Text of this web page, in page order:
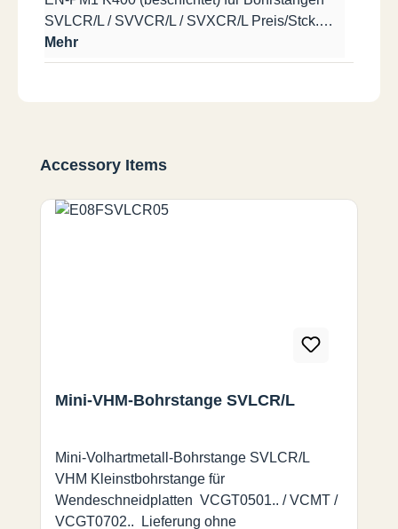
SVLCR/L / SVVCR/L / SVXCR/L Preis/Stck.…
Mehr
Produktgalerie überspringen
Accessory Items
Mini-VHM-Bohrstange SVLCR/L
Mini-Volhartmetall-Bohrstange SVLCR/L
VHM Kleinstbohrstange für
Wendeschneidplatten VCGT0501.. / VCMT /
VCGT0702.. Lieferung ohne